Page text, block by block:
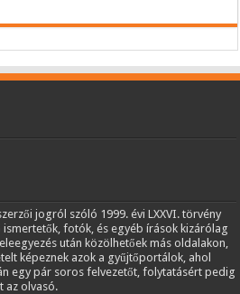
jogról szóló 1999. évi LXXVI. törvény
fotók, és egyéb írások kizárólag
után közölhetőek más oldalakon,
képeznek azok a gyűjtőportálok, ahol
egy pár soros felvezetőt, folytatásért pedig
az olvasó.